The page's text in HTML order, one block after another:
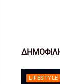
LIFESTYLE